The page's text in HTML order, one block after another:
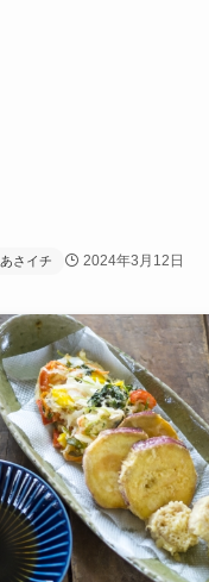
あさイチ 2024年3月12日